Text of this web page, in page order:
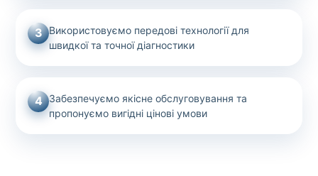
3 Використовуємо передові технології для
швидкої та точної діагностики
4 Забезпечуємо якісне обслуговування та
пропонуємо вигідні цінові умови